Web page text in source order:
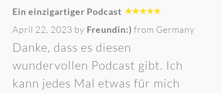
Ein einzigartiger Podcast
April 22, 2023 by Freundin:) from Germany
Danke, dass es diesen
wundervollen Podcast gibt. Ich
kann jedes Mal etwas für mich